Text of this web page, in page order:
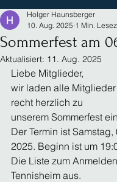
Sommerfest am
Holger Haunsberger
10. Aug. 2025 1 Min.
Aktualisiert: 11. Aug. 2025
Liebe Mitglieder,
wir laden alle
recht herzlich zu
unserem Sommerfest
Der Termin ist
2025. Beginn ist um
Die Liste zum
Tennisheim aus.